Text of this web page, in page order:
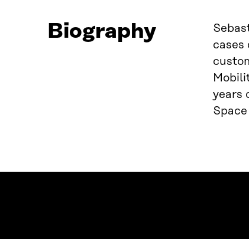
Biography
cases
years